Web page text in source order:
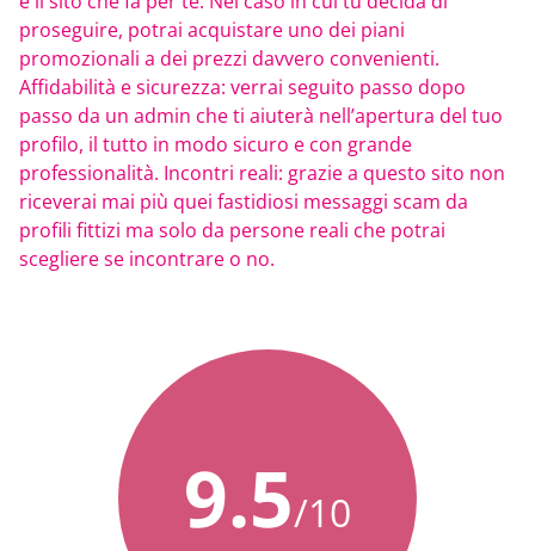
proseguire, potrai acquistare uno dei piani
promozionali a dei prezzi davvero convenienti.
Affidabilità e sicurezza: verrai seguito passo dopo
passo da un admin che ti aiuterà nell’apertura del tuo
profilo, il tutto in modo sicuro e con grande
professionalità. Incontri reali: grazie a questo sito non
riceverai mai più quei fastidiosi messaggi scam da
profili fittizi ma solo da persone reali che potrai
scegliere se incontrare o no.
9.5/10